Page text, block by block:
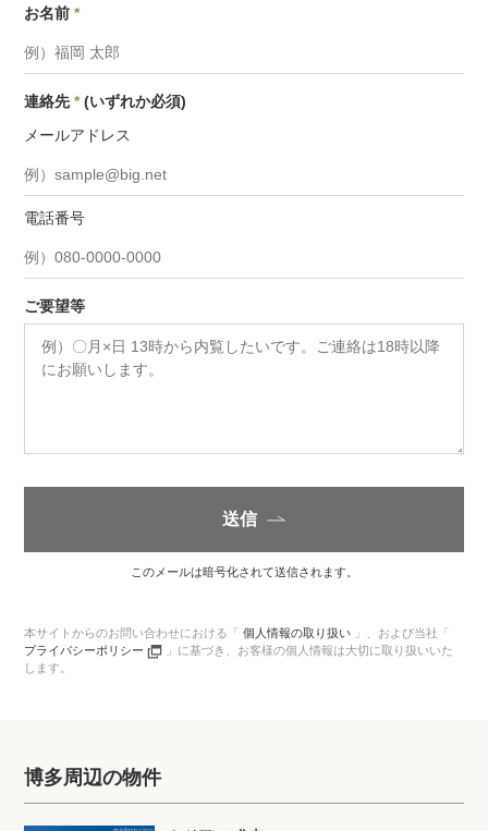
お名前*
連絡先* (いずれか必須)
メールアドレス
電話番号
ご要望等
送信
このメールは暗号化されて送信されます。
本サイトからのお問い合わせにおける「個人情報の取り扱い 」、 および当社「
プライバシーポリシー
」に基づき、 お客様の個人情報は大切に取り扱いいた
します。
博多周辺の物件